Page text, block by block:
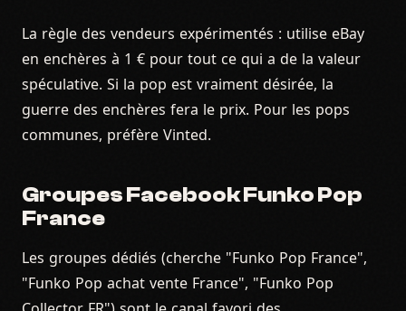
La règle des vendeurs expérimentés : utilise eBay
en enchères à 1 € pour tout ce qui a de la valeur
spéculative. Si la pop est vraiment désirée, la
guerre des enchères fera le prix. Pour les pops
communes, préfère Vinted.
Groupes Facebook Funko Pop
France
Les groupes dédiés (cherche "Funko Pop France",
"Funko Pop achat vente France", "Funko Pop